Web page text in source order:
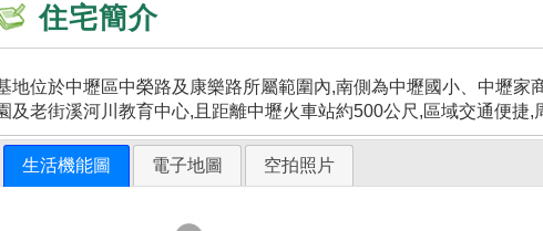
住宅簡介
地位於中壢區中榮路及康樂路所屬範圍內,南側為中壢國小、中壢
及老街溪河川教育中心,且距離中壢火車站約500公尺,區域交通便捷,
生活機能圖 電子地圖 空拍照片